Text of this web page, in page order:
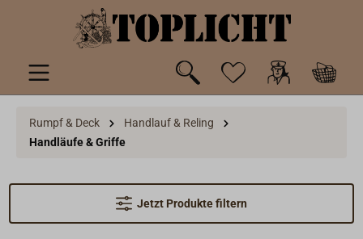
springen
Rumpf & Deck
Handlauf & Reling
Handläufe & Griffe
Jetzt Produkte filtern